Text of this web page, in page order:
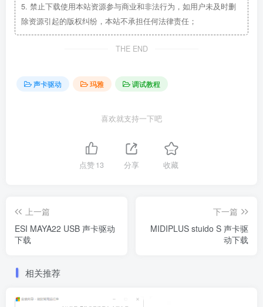
5. 禁止下载使用本站资源参与商业和非法行为，如用户未及时删
除资源引起的版权纠纷，本站不承担任何法律责任；
THE END
声卡驱动 玛雅 调试教程
喜欢就支持一下吧
点赞13 分享 收藏
上一篇
ESI MAYA22 USB 声卡驱动
下载
下一篇
MIDIPLUS stuido S 声卡驱
动下载
相关推荐